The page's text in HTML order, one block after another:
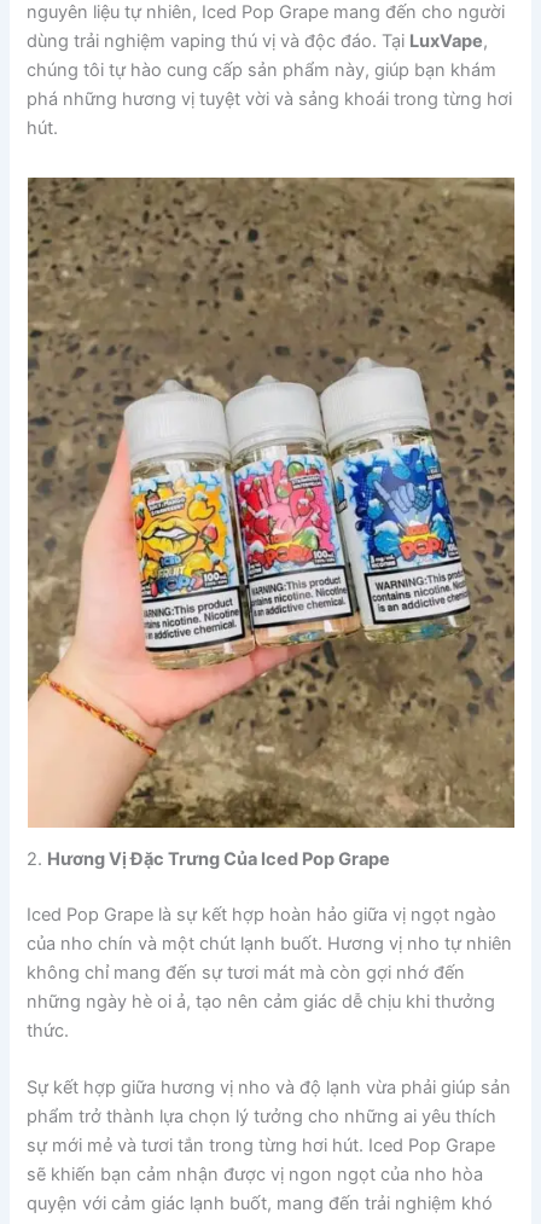
nguyên liệu tự nhiên, Iced Pop Grape mang đến cho người
dùng trải nghiệm vaping thú vị và độc đáo. Tại LuxVape,
chúng tôi tự hào cung cấp sản phẩm này, giúp bạn khám
phá những hương vị tuyệt vời và sảng khoái trong từng hơi
hút.
2. Hương Vị Đặc Trưng Của Iced Pop Grape
Iced Pop Grape là sự kết hợp hoàn hảo giữa vị ngọt ngào
của nho chín và một chút lạnh buốt. Hương vị nho tự nhiên
không chỉ mang đến sự tươi mát mà còn gợi nhớ đến
những ngày hè oi ả, tạo nên cảm giác dễ chịu khi thưởng
thức.
Sự kết hợp giữa hương vị nho và độ lạnh vừa phải giúp sản
phẩm trở thành lựa chọn lý tưởng cho những ai yêu thích
sự mới mẻ và tươi tắn trong từng hơi hút. Iced Pop Grape
sẽ khiến bạn cảm nhận được vị ngon ngọt của nho hòa
quyện với cảm giác lạnh buốt, mang đến trải nghiệm khó